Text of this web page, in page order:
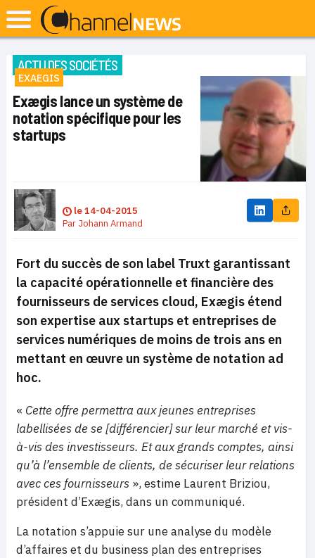
ACTU DES SOCIÉTÉS
EXAEGIS
Exægis lance un système de
notation spécifique pour les
startups
le14-04-2015
Par Johann Armand
Fort du succès de son label Truxt garantissant
la capacité opérationnelle et financière des
fournisseurs de services cloud, Exægis étend
son expertise aux startups et entreprises de
services numériques de moins de trois ans en
mettant en œuvre un système de notation ad
hoc.
« Cette offre permettra aux jeunes entreprises
labellisées de se [différencier] sur leur marché et vis-
à-vis des investisseurs. Et aux grands comptes, ainsi
qu’à l’ensemble de clients, de sécuriser leur relations
avec ces fournisseurs », estime Laurent Briziou,
président d’Exægis, dans un communiqué.
La notation s’appuie sur une analyse du modèle
d’affaires et du business plan des entreprises